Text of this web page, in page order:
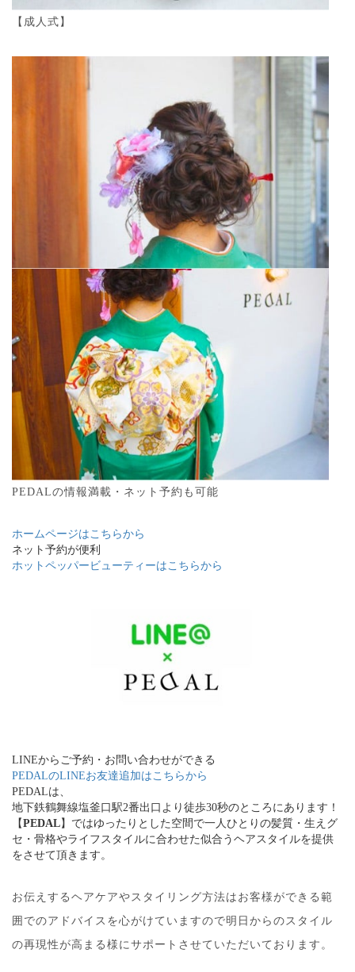
【成人式】
PEDALの情報満載・ネット予約も可能
ホームページはこちらから
ネット予約が便利
ホットペッパービューティーはこちらから
LINEからご予約・お問い合わせができる
PEDALのLINEお友達追加はこちらから
PEDALは、
地下鉄鶴舞線塩釜口駅2番出口より徒歩30秒のところにあります！
【PEDAL】ではゆったりとした空間で一人ひとりの髪質・生えグ
セ・骨格やライフスタイルに合わせた似合うヘアスタイルを提供
をさせて頂きます。
お伝えするヘアケアやスタイリング方法はお客様ができる範
囲でのアドバイスを心がけていますので明日からのスタイル
の再現性が高まる様にサポートさせていただいております。